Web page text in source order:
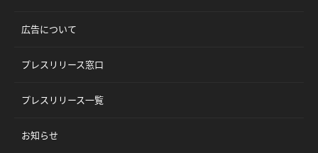
広告について
プレスリリース窓口
プレスリリース一覧
お知らせ